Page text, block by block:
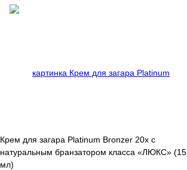
Крем для загара Platinum Bronzer 20х с
натуральным бранзатором класса «ЛЮКС» (15
мл)